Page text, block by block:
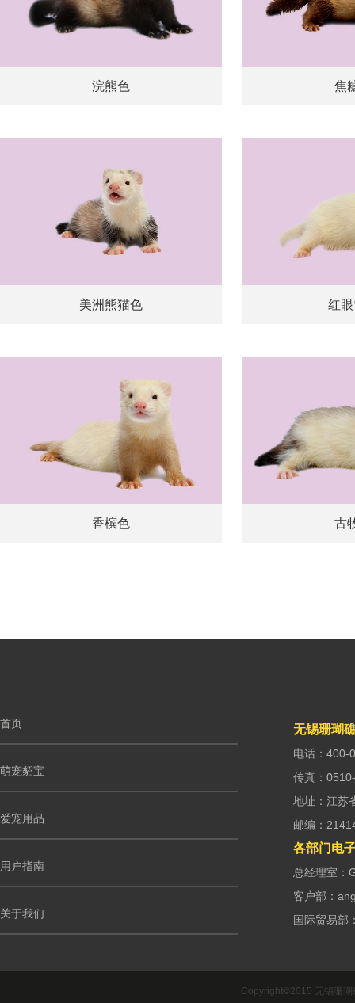
浣熊色 焦
美洲熊猫色 红
香槟色 古
首页
萌宠貂宝
爱宠用品
用户指南
关于我们
无锡珊瑚
电话：400-
传真：
地址：江苏
邮编：
各部门电
总经理室：
客户部：
国际贸易部
Copyright©2015 无锡珊